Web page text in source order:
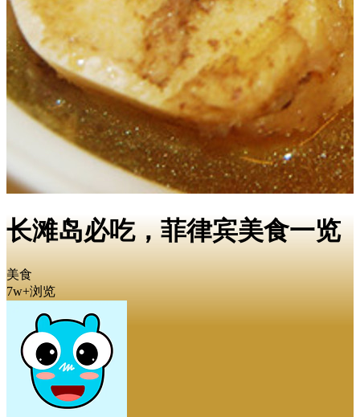
长滩岛必吃，菲律宾美食一览
美食
7w+浏览